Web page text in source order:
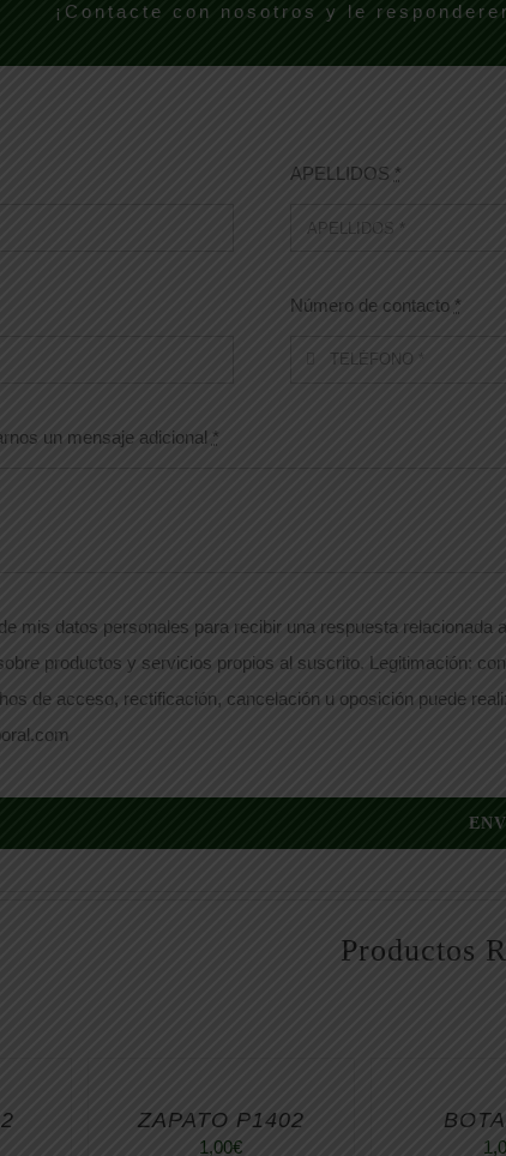
¡Contacte con nosotros y le
APELLIDOS *
Número de contacto *
un mensaje adicional *
mis datos personales para recibir una respuesta
productos y servicios propios al suscrito. Legitimación:
de acceso, rectificación, cancelación u oposición puede
Productos
TIENE
MÚLTIPLES
ZAPATO P1402
1,00€
MÚLTIPLES